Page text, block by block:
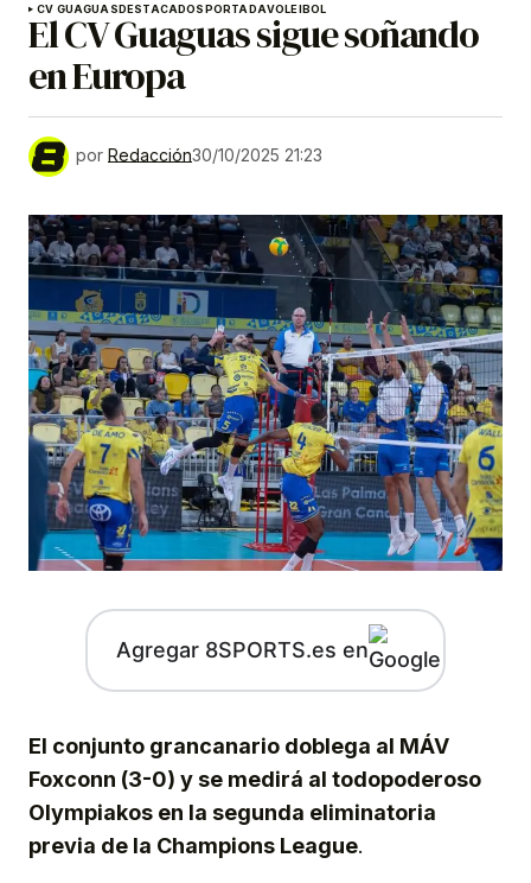
CV GUAGUASDESTACADOSPORTADAVOLEIBOL
El CV Guaguas sigue soñando
en Europa
por Redacción30/10/2025 21:23
Agregar 8SPORTS.es en
El conjunto grancanario doblega al MÁV
Foxconn (3-0) y se medirá al todopoderoso
Olympiakos en la segunda eliminatoria
previa de la Champions League.